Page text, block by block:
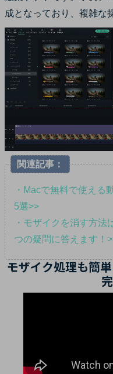
成となっており、複雑な
関連記事：
・Macで無料で使える
5選>>
・モザイクを消す方法
つの疑問に答えます！
モザイク処理も簡